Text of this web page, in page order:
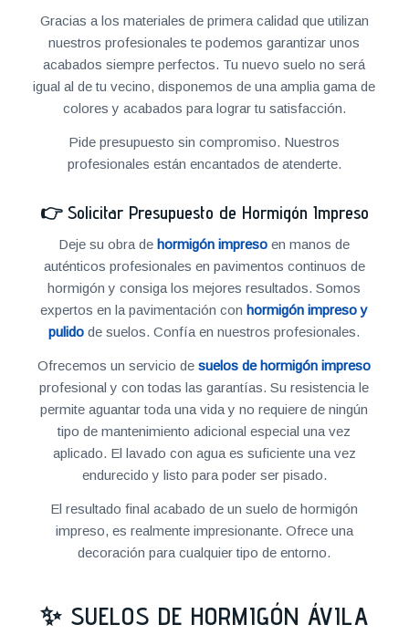
Gracias a los materiales de primera calidad que utilizan
nuestros profesionales te podemos garantizar unos
acabados siempre perfectos. Tu nuevo suelo no será
igual al de tu vecino, disponemos de una amplia gama de
colores y acabados para lograr tu satisfacción.
Pide presupuesto sin compromiso. Nuestros
profesionales están encantados de atenderte.
👉 Solicitar Presupuesto de Hormigón Impreso
Deje su obra dehormigón impreso en manos de
auténticos profesionales en pavimentos continuos de
hormigón y consiga los mejores resultados. Somos
expertos en la pavimentación conhormigón impreso y
pulido de suelos. Confía en nuestros profesionales.
Ofrecemos un servicio desuelos de hormigón impreso
profesional y con todas las garantías. Su resistencia le
permite aguantar toda una vida y no requiere de ningún
tipo de mantenimiento adicional especial una vez
aplicado. El lavado con agua es suficiente una vez
endurecido y listo para poder ser pisado.
El resultado final acabado de un suelo de hormigón
impreso, es realmente impresionante. Ofrece una
decoración para cualquier tipo de entorno.
✨ SUELOS DE HORMIGÓN ÁVILA